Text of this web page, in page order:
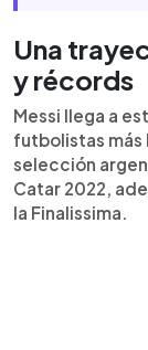
Una
y récords
Messi llega a
futbolistas más
selección
Catar 2022,
la Finalissima.